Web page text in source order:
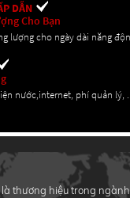
DẪN
Cho Bạn
lượng cho ngày dài năng
nước,internet, phí quản lý,
thương hiệu trong